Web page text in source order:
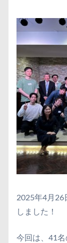
2025年4月26
しました！
今回は、41